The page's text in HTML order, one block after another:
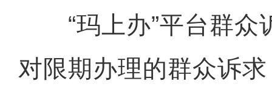
“玛上办”平台群众
对限期办理的群众诉